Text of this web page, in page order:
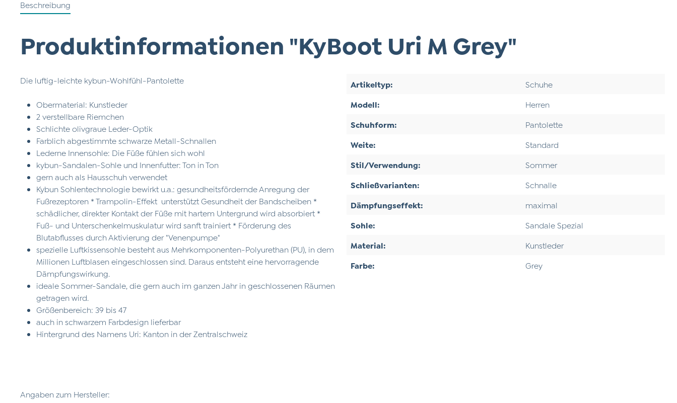
Beschreibung
Produktinformationen "KyBoot Uri M Grey"
Die luftig-leichte kybun-Wohlfühl-Pantolette
Obermaterial: Kunstleder
2 verstellbare Riemchen
Schlichte olivgraue Leder-Optik
Farblich abgestimmte schwarze Metall-Schnallen
Lederne Innensohle: Die Füße fühlen sich wohl
kybun-Sandalen-Sohle und Innenfutter: Ton in Ton
gern auch als Hausschuh verwendet
Kybun Sohlentechnologie bewirkt u.a.: gesundheitsfördernde Anregung der
Fußrezeptoren * Trampolin-Effekt unterstützt Gesundheit der Bandscheiben *
schädlicher, direkter Kontakt der Füße mit hartem Untergrund wird absorbiert *
Fuß- und Unterschenkelmuskulatur wird sanft trainiert * Förderung des
Blutabflusses durch Aktivierung der "Venenpumpe"
spezielle Luftkissensohle besteht aus Mehrkomponenten-Polyurethan (PU), in dem
Millionen Luftblasen eingeschlossen sind. Daraus entsteht eine hervorragende
Dämpfungswirkung.
ideale Sommer-Sandale, die gern auch im ganzen Jahr in geschlossenen Räumen
getragen wird.
Größenbereich: 39 bis 47
auch in schwarzem Farbdesign lieferbar
Hintergrund des Namens Uri: Kanton in der Zentralschweiz
Artikeltyp: Schuhe
Modell: Herren
Schuhform: Pantolette
Weite: Standard
Stil/Verwendung: Sommer
Schließvarianten: Schnalle
Dämpfungseffekt: maximal
Sohle: Sandale Spezial
Material: Kunstleder
Farbe: Grey
Angaben zum Hersteller: